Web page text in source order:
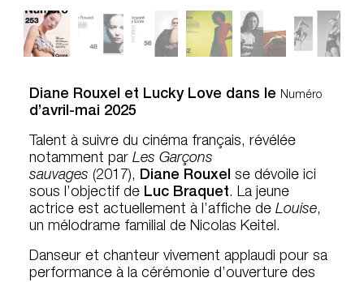
Diane Rouxel et Lucky Love dans le Numéro
d’avril-mai 2025
Talent à suivre du cinéma français, révélée
notamment par Les Garçons
sauvages (2017), Diane Rouxel se dévoile ici
sous l’objectif de Luc Braquet. La jeune
actrice est actuellement à l’affiche de Louise,
un mélodrame familial de Nicolas Keitel.
Danseur et chanteur vivement applaudi pour sa
performance à la cérémonie d’ouverture des